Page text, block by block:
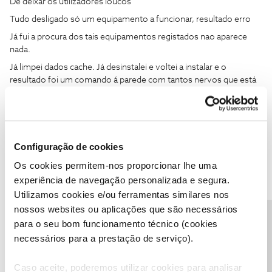
Configuração de cookies
Os cookies permitem-nos proporcionar lhe uma
experiência de navegação personalizada e segura.
Utilizamos cookies e/ou ferramentas similares nos
nossos websites ou aplicações que são necessários
para o seu bom funcionamento técnico (cookies
necessários para a prestação de serviço).
Caso aceite, poderemos utilizar cookies para analisar
De deixar os utilizadores loucos
Tudo desligado só um equipamento a funcionar, resultado erro
Já fui a procura dos tais equipamentos registados nao aparece
nada.
Já limpei dados cache. Já desinstalei e voltei a instalar e o
resultado foi um comando á parede com tantos nervos que está
Esou com o mesmo problema
Forum|Forum|1 year ago